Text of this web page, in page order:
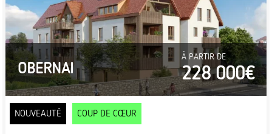
OBERNAI
À PARTIR DE
228 000€
NOUVEAUTÉ COUP DE CŒUR